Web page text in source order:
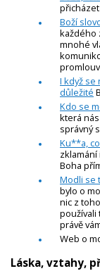
Boží
každého
mnohé
I když se
důležité
Kdo se
která
správný
Ku**a,
Boha
Modli se
bylo o
nic z
používali
právě
Web o
Láska, vztahy,